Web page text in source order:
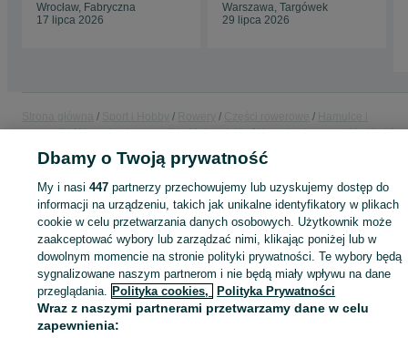
Wrocław, Fabryczna
17 lipca 2026
Warszawa, Targówek
29 lipca 2026
przerzutki
Hamulce i przerzutki - Małopolskie
Hamulce i przerzutki - Kraków
Hamulce i przerzutki - Bieńczyce
KATEGORIA
ID:1063118805 Wyświetlenia:
Kup
Dbamy o Twoją prywatność
My i nasi447 partnerzy przechowujemy lub uzyskujemy dostęp do
informacji na urządzeniu, takich jak unikalne identyfikatory w plikach
cookie w celu przetwarzania danych osobowych. Użytkownik może
zaakceptować wybory lub zarządzać nimi, klikając poniżej lub w
dowolnym momencie na stronie polityki prywatności. Te wybory będą
sygnalizowane naszym partnerom i nie będą miały wpływu na dane
przeglądania. Polityka cookies, Polityka Prywatności
Wraz z naszymi partnerami przetwarzamy dane w celu
zapewnienia: